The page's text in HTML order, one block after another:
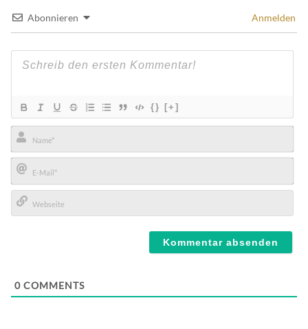
Abonnieren Anmelden
{} [+]
Name*
E-
Mail*
0 COMMENTS